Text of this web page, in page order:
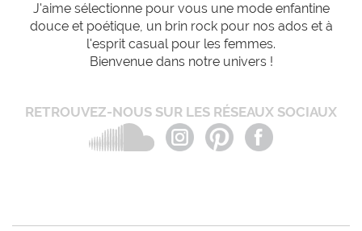
J'aime sélectionne pour vous une mode enfantine
douce et poétique, un brin rock pour nos ados et à
l'esprit casual pour les femmes.
Bienvenue dans notre univers !
RETROUVEZ-NOUS SUR LES RÉSEAUX SOCIAUX